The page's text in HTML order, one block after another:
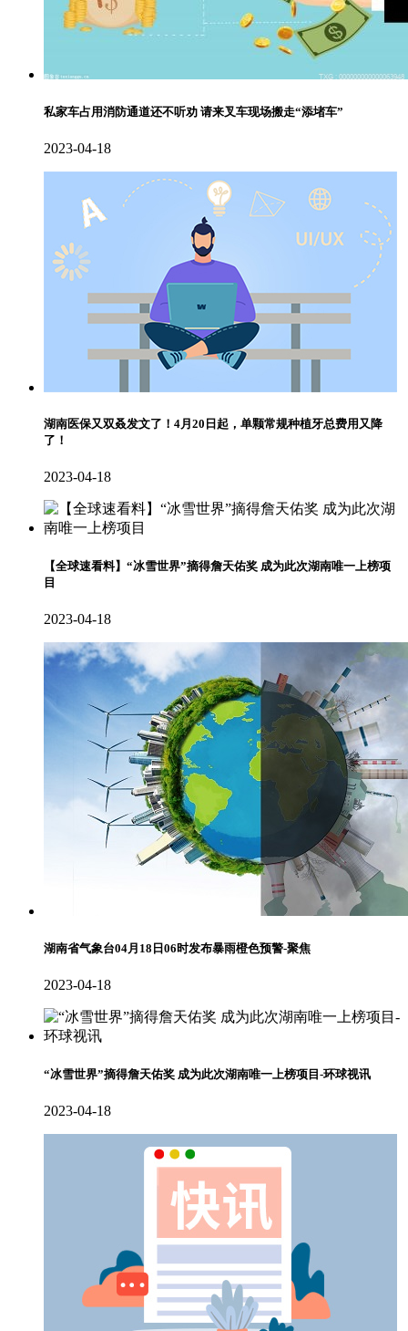
私家车占用消防通道还不听劝 请来叉车现场搬走“添堵车”
2023-04-18
湖南医保又双叒发文了！4月20日起，单颗常规种植牙总费用又降
了！
2023-04-18
【全球速看料】“冰雪世界”摘得詹天佑奖 成为此次湖南唯一上榜项
目
2023-04-18
湖南省气象台04月18日06时发布暴雨橙色预警-聚焦
2023-04-18
“冰雪世界”摘得詹天佑奖 成为此次湖南唯一上榜项目-环球视讯
2023-04-18